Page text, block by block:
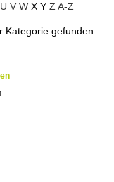
U V W X Y Z A-Z
Kategorie gefunden